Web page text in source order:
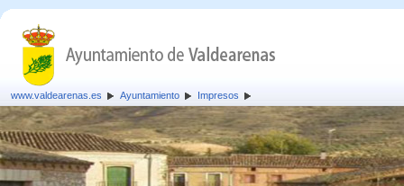
www.valdearenas.es Ayuntamiento Impresos